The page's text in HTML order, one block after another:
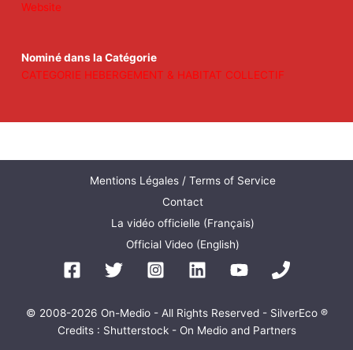
Website
Nominé dans la Catégorie
CATEGORIE HEBERGEMENT & HABITAT COLLECTIF
Mentions Légales / Terms of Service
Contact
La vidéo officielle (Français)
Official Video (English)
© 2008-2026 On-Medio - All Rights Reserved - SilverEco ®
Credits : Shutterstock - On Medio and Partners